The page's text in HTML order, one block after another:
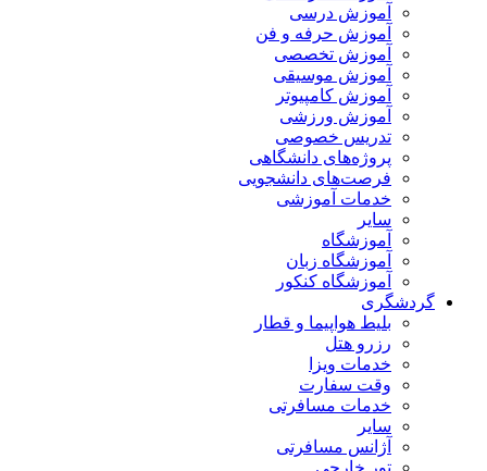
آموزش درسی
آموزش حرفه و فن
آموزش تخصصی
آموزش موسیقی
آموزش کامپیوتر
آموزش ورزشی
تدریس خصوصی
پروژه‌های دانشگاهی
فرصت‌های دانشجویی
خدمات آموزشی
سایر
آموزشگاه
آموزشگاه زبان
آموزشگاه کنکور
گردشگری
بلیط هواپیما و قطار
رزرو هتل
خدمات ویزا
وقت سفارت
خدمات مسافرتی
سایر
آژانس مسافرتی